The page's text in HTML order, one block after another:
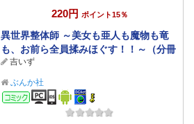
220円 ポイント15％
異世界整体師 ～美女も亜人も魔物も竜
も、お前ら全員揉みほぐす！！～（分冊
版） 【第16話】
吉いず
ぶんか社
コミック